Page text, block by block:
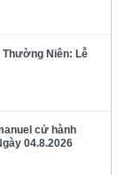
Thường Niên: Lễ
cử hành
04.8.2026